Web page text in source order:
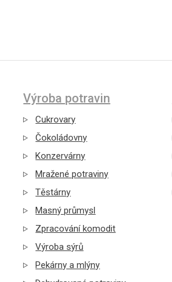
Výroba potravin
Cukrovary
Čokoládovny
Konzervárny
Mražené potraviny
Těstárny
Masný průmysl
Zpracování komodit
Výroba sýrů
Pekárny a mlýny